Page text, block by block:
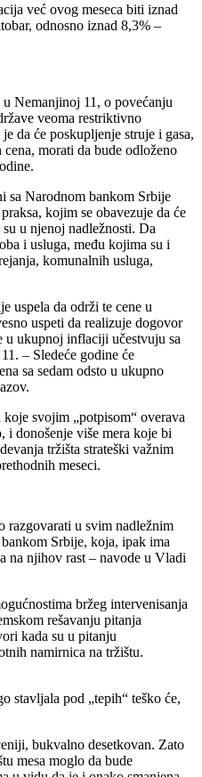
već ovog meseca biti iznad
odnosno iznad 8,3% –
Nemanjinoj 11, o povećanju
veoma restriktivno
da će poskupljenje struje i gasa,
morati da bude odloženo
sa Narodnom bankom Srbije
kojim se obavezuje da će
u njenoj nadležnosti. Da
i usluga, među kojima su i
komunalnih usluga,
uspela da održi te cene u
uspeti da realizuje dogovor
u ukupnoj inflaciji učestvuju sa
– Sledeće godine će
sa sedam odsto u ukupno
svojim „potpisom“ overava
i donošenje više mera koje bi
tržišta strateški važnim
meseci.
razgovarati u svim nadležnim
Srbije, koja, ipak ima
na njihov rast – navode u Vladi
bržeg intervenisanja
rešavanju pitanja
kada su u pitanju
namirnica na tržištu.
stavljala pod „tepih“ teško će,
bukvalno desetkovan. Zato
mesa moglo da bude